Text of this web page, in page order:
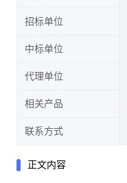
招标单位
中标单位
代理单位
相关产品
联系方式
正文内容